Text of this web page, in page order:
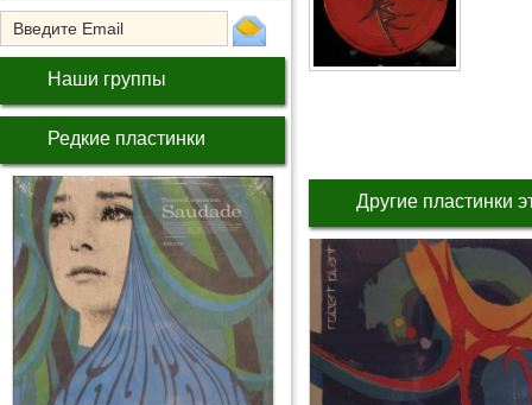
Наши группы
Редкие пластинки
Другие пластинки